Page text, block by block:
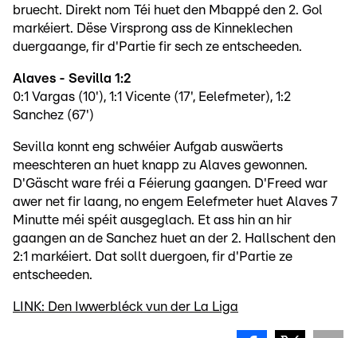
bruecht. Direkt nom Téi huet den Mbappé den 2. Gol
markéiert. Dëse Virsprong ass de Kinneklechen
duergaange, fir d'Partie fir sech ze entscheeden.
Alaves - Sevilla 1:2
0:1 Vargas (10'), 1:1 Vicente (17', Eelefmeter), 1:2
Sanchez (67')
Sevilla konnt eng schwéier Aufgab auswäerts
meeschteren an huet knapp zu Alaves gewonnen.
D'Gäscht ware fréi a Féierung gaangen. D'Freed war
awer net fir laang, no engem Eelefmeter huet Alaves 7
Minutte méi spéit ausgeglach. Et ass hin an hir
gaangen an de Sanchez huet an der 2. Hallschent den
2:1 markéiert. Dat sollt duergoen, fir d'Partie ze
entscheeden.
LINK: Den Iwwerbléck vun der La Liga